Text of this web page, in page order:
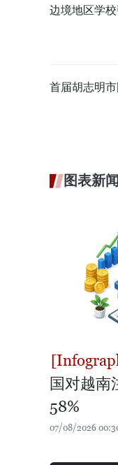
边境地区学
首届胡志明
图表新闻
国对越南
58%
07/08/2026